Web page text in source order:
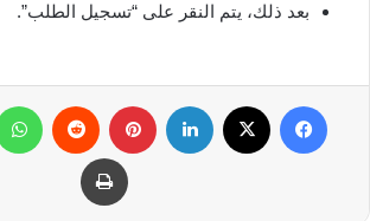
بعد ذلك، يتم النقر على “تسجيل الطلب”.
فيسبوك لينكدإن بينتيريست
طباعة